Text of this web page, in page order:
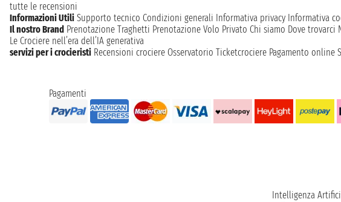
tutte le recensioni
Informazioni Utili Supporto tecnico Condizioni generali Informativa privacy Informativa
Il nostro Brand Prenotazione Traghetti Prenotazione Volo Privato Chi siamo Dove trovarci
Le Crociere nell’era dell’IA generativa
servizi per i crocieristi Recensioni crociere Osservatorio Ticketcrociere Pagamento online
Pagamenti
Intelligenza